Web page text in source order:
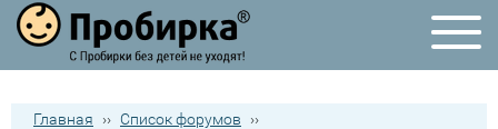
Главная ›› Список форумов
››